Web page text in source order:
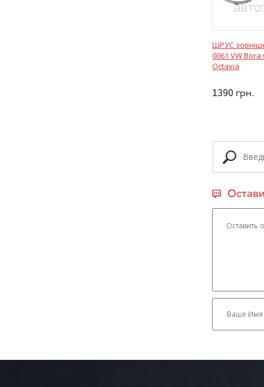
ШРУС
0061 VW
Octavia
1390 грн.